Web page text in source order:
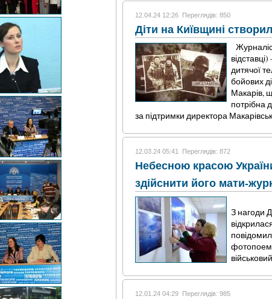
12.04.24 12:26 Переглядів: 850
Діти на Київщині
дитячої
бойових
Макарів,
потрібна
за підтримки директора
12.03.24 05:41 Переглядів: 872
Небесною красою
здійснити його мати-
З нагоди
12.01.24 04:29 Переглядів: 985